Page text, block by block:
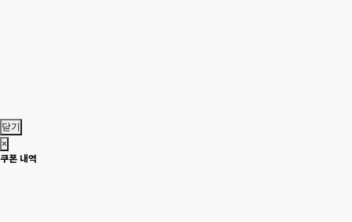
닫기
×
쿠폰 내역